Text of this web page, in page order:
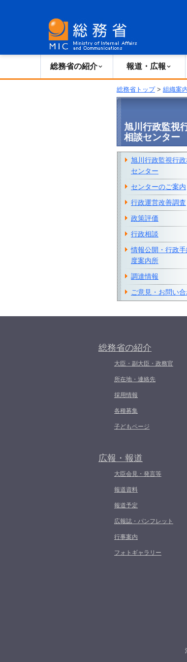
総務省の紹介 報道・広報
総務省トップ> 組織案
旭川行政監視
相談センター
旭川行政監視行
センター
センターのご案内
行政運営改善調査
政策評価
行政相談
情報公開・行政手
度案内所
調達情報
ご意見・お問い
総務省の紹介
大臣・副大臣・政務官
所在地・連絡先
採用情報
各種募集
子どもページ
広報・報道
大臣会見・発言等
報道資料
報道予定
広報誌・パンフレット
行事案内
フォトギャラリー